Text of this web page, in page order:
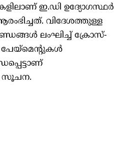
ഇ.ഡി ഉദ്യോഗസ്ഥര്‍
വിദേശത്തുള്ള
ലംഘിച്ച് ക്രോസ്-
സൂചന.